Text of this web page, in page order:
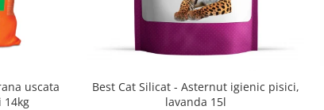
uscata
14kg
Best Cat Silicat - Asternut igienic pisici,
lavanda 15l